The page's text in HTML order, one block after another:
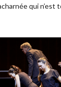
qui n’est